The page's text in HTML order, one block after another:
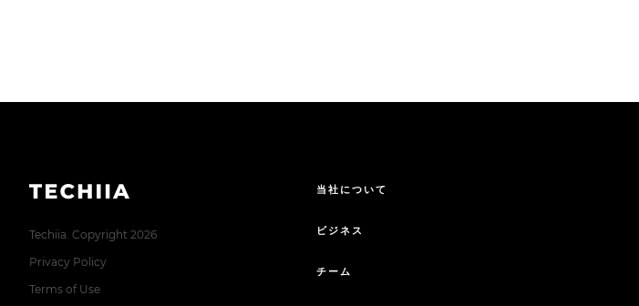
Techiia. Copyright 2026
Privacy Policy
Terms of Use
当社について
ビジネス
チーム